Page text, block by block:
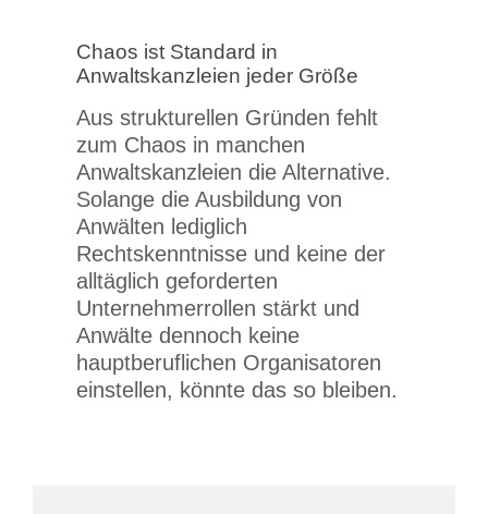
Chaos ist Standard in
Anwaltskanzleien jeder Größe
Aus strukturellen Gründen fehlt
zum Chaos in manchen
Anwaltskanzleien die Alternative.
Solange die Ausbildung von
Anwälten lediglich
Rechtskenntnisse und keine der
alltäglich geforderten
Unternehmerrollen stärkt und
Anwälte dennoch keine
hauptberuflichen Organisatoren
einstellen, könnte das so bleiben.